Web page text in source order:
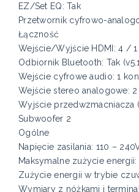
EZ/Set EQ: Tak
Przetwornik cyfrowo-
Łączność
Wejście/Wyjście HDMI: 4 / 1
Odbiornik Bluetooth: Tak
Wejście cyfrowe audio: 1
Wejście stereo analogowe: 2
Wyjście przedwzmacniacza
Subwoofer 2
Ogólne
Napięcie zasilania: 110 –
Maksymalne zużycie
Zużycie energii w trybie
Wymiary z nóżkami i